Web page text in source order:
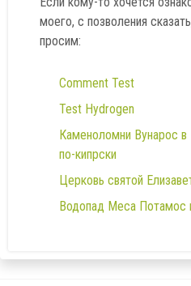
моего, с позволения
просим:
Comment Test
Test Hydrogen
Каменоломни Вунарос
по-кипрски
Церковь святой
Водопад Меса Потамос